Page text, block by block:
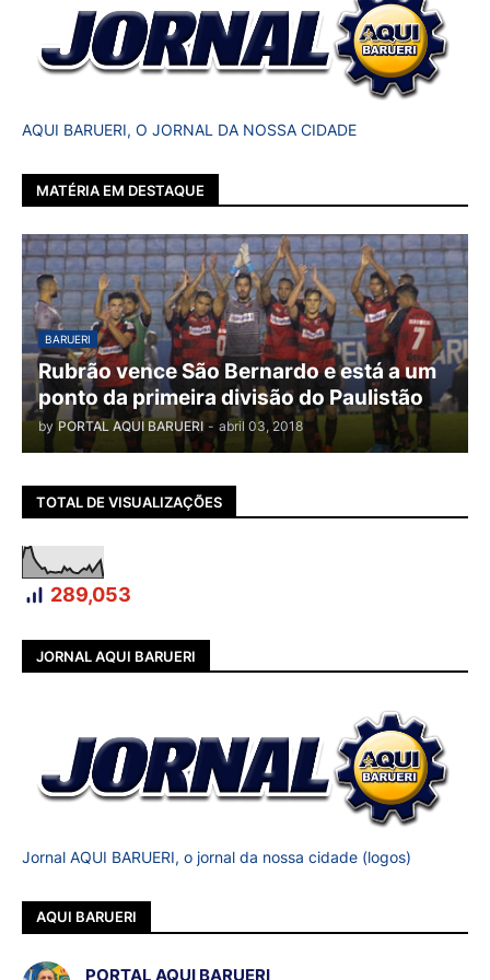
AQUI BARUERI, O JORNAL DA NOSSA CIDADE
MATÉRIA EM DESTAQUE
BARUERI
Rubrão vence São Bernardo e está a um
ponto da primeira divisão do Paulistão
by PORTAL AQUI BARUERI - abril 03, 2018
TOTAL DE VISUALIZAÇÕES
289,053
JORNAL AQUI BARUERI
Jornal AQUI BARUERI, o jornal da nossa cidade (logos)
AQUI BARUERI
PORTAL AQUI BARUERI